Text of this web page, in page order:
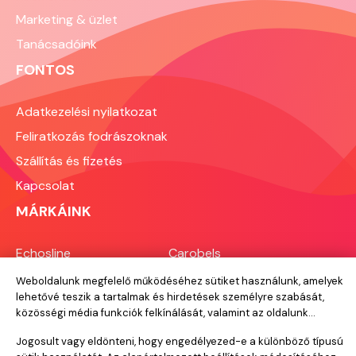
fejlődést is támogatja: ha a vendég
tisztességesnek érzi az árat és az
ehhez kapott minőséget, visszajár,
ajánl, és kevésbé vándorol el egy
néhány száz forintos különbség miatt.
Ebben a cikkben végigvesszük, milyen
tényezők alakítják az árat, konkrét
tájékoztató árakat adunk városi és
vidéki bontásban, és bemutatjuk
azokat az árképzési modelleket,
amelyekből a saját szalonodra szabva
építkezhetsz. A számítás technikai
részét, vagyis hogyan állapítsd meg a
Marketing & üzlet
Tanácsadóink
FONTOS
Adatkezelési nyilatkozat
Feliratkozás fodrászoknak
Szállítás és fizetés
Kapcsolat
MÁRKÁINK
Echosline
Everygreen
RRLine
Elchim
Carobels
Perfect Beauty
Hair Toxx
Bioscalin